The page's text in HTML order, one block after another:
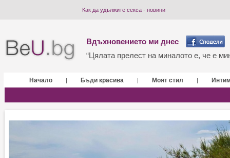
Как да удължите секса - новини
Вдъхновението ми днес
“Цялата прелест на миналото е, че е
Начало | Бъди красива | Моят стил |